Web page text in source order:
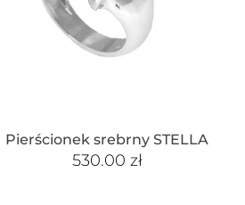
Pierścionek srebrny STELLA
530.00 zł